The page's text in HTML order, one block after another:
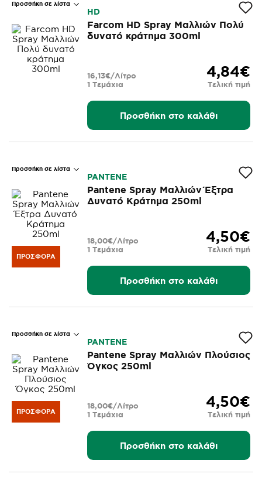
Προσθήκη σε λίστα
HD
Farcom HD Spray Μαλλιών Πολύ
δυνατό κράτημα 300ml
4,84€
Τελική τιμή
1 Τεμάχια
16,13€/Λίτρο
Προσθήκη στο καλάθι
Προσθήκη σε λίστα
ΠΡΟΣΦΟΡΆ
PANTENE
Pantene Spray Μαλλιών Έξτρα
Δυνατό Κράτημα 250ml
4,50€
Τελική τιμή
1 Τεμάχια
18,00€/Λίτρο
Προσθήκη στο καλάθι
Προσθήκη σε λίστα
ΠΡΟΣΦΟΡΆ
PANTENE
Pantene Spray Μαλλιών Πλούσιος
Όγκος 250ml
4,50€
Τελική τιμή
1 Τεμάχια
18,00€/Λίτρο
Προσθήκη στο καλάθι